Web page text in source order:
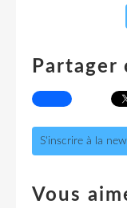
S'inscrire à la
Vous